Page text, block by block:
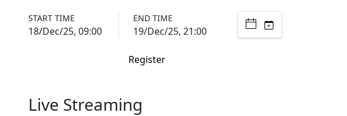
START TIME
18/Dec/25, 09:00
END TIME
19/Dec/25, 21:00
Register
Live Streaming